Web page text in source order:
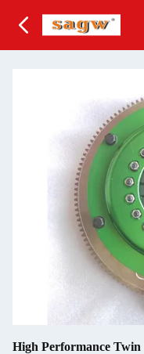
High Performance